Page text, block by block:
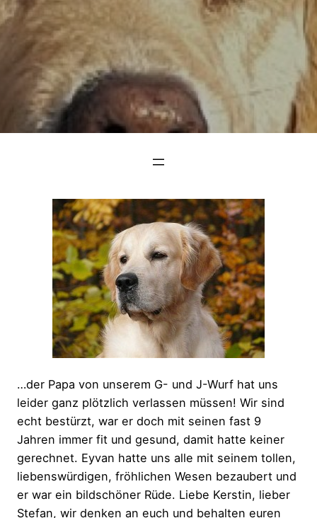
…der Papa von unserem G- und J-Wurf hat uns
leider ganz plötzlich verlassen müssen! Wir sind
echt bestürzt, war er doch mit seinen fast 9
Jahren immer fit und gesund, damit hatte keiner
gerechnet. Eyvan hatte uns alle mit seinem tollen,
liebenswürdigen, fröhlichen Wesen bezaubert und
er war ein bildschöner Rüde. Liebe Kerstin, lieber
Stefan, wir denken an euch und behalten euren